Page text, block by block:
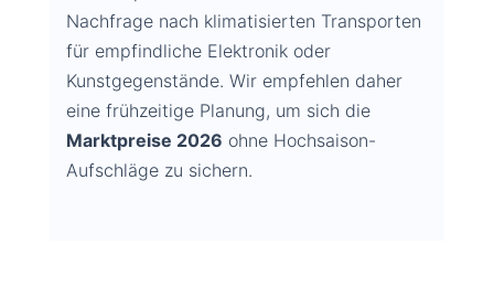
Nachfrage nach klimatisierten Transporten
für empfindliche Elektronik oder
Kunstgegenstände. Wir empfehlen daher
eine frühzeitige Planung, um sich die
Marktpreise 2026 ohne Hochsaison-
Aufschläge zu sichern.